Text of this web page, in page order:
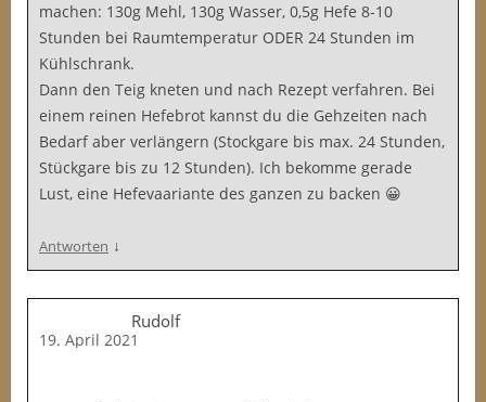
machen: 130g Mehl, 130g Wasser, 0,5g Hefe 8-10
Stunden bei Raumtemperatur ODER 24 Stunden im
Kühlschrank.
Dann den Teig kneten und nach Rezept verfahren. Bei
einem reinen Hefebrot kannst du die Gehzeiten nach
Bedarf aber verlängern (Stockgare bis max. 24 Stunden,
Stückgare bis zu 12 Stunden). Ich bekomme gerade
Lust, eine Hefevaariante des ganzen zu backen 😀
Antworten ↓
Rudolf
19. April 2021